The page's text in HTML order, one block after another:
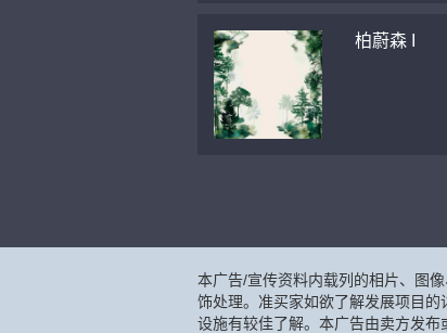
柏蔚森 I
本广告/宣传资料内载列的相片、图
饰处理。准买家如欲了解发展项目
设施有较佳了解。本广告由卖方发布